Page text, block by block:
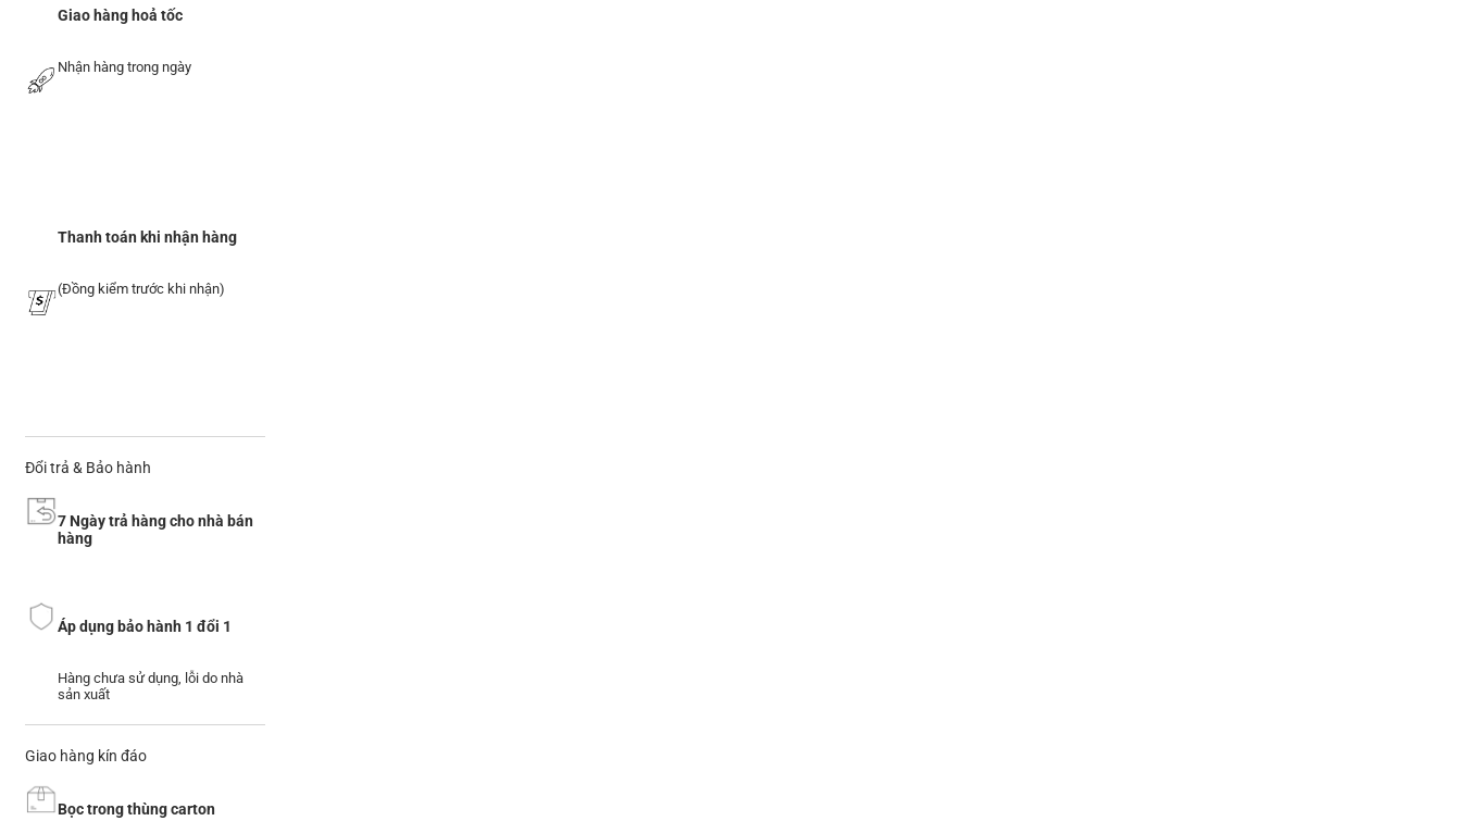
Giao hàng hoả tốc
Nhận hàng trong ngày
Thanh toán khi nhận hàng
(Đồng kiểm trước khi nhận)
Đổi trả & Bảo hành
7 Ngày trả hàng cho nhà bán
hàng
Áp dụng bảo hành 1 đổi 1
Hàng chưa sử dụng, lỗi do nhà
sản xuất
Giao hàng kín đáo
Bọc trong thùng carton